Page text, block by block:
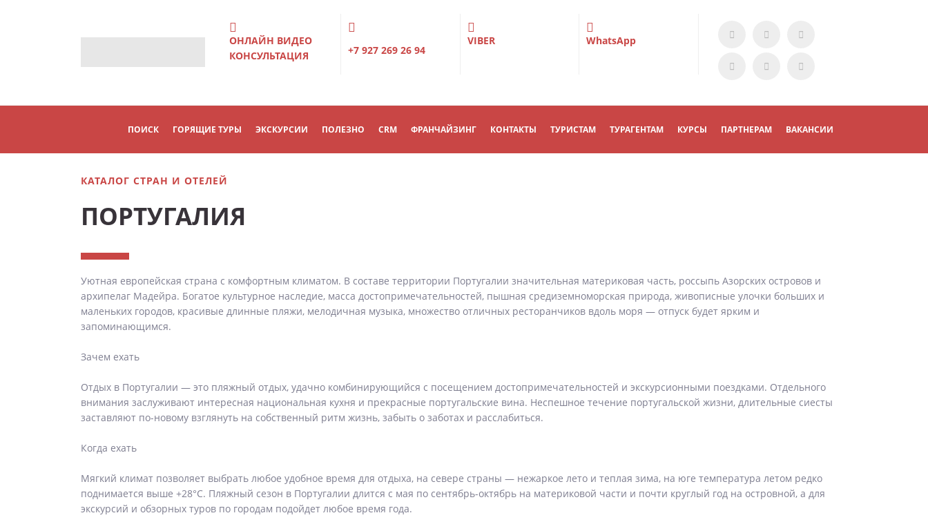
ОНЛАЙН ВИДЕО
КОНСУЛЬТАЦИЯ
+7 927 269 26 94
VIBER WhatsApp
ПОИСК ГОРЯЩИЕ ТУРЫ ЭКСКУРСИИ ПОЛЕЗНО CRM ФРАНЧАЙЗИНГ КОНТАКТЫ ТУРИСТАМ ТУРАГЕНТАМ КУРСЫ ПАРТНЕРАМ ВАКАНСИИ
КАТАЛОГ СТРАН И ОТЕЛЕЙ
ПОРТУГАЛИЯ
Уютная европейская страна с комфортным климатом. В составе территории Португалии значительная материковая часть, россыпь Азорских островов и
архипелаг Мадейра. Богатое культурное наследие, масса достопримечательностей, пышная средиземноморская природа, живописные улочки больших и
маленьких городов, красивые длинные пляжи, мелодичная музыка, множество отличных ресторанчиков вдоль моря — отпуск будет ярким и
запоминающимся.
Зачем ехать
Отдых в Португалии — это пляжный отдых, удачно комбинирующийся с посещением достопримечательностей и экскурсионными поездками. Отдельного
внимания заслуживают интересная национальная кухня и прекрасные португальские вина. Неспешное течение португальской жизни, длительные сиесты
заставляют по-новому взглянуть на собственный ритм жизнь, забыть о заботах и расслабиться.
Когда ехать
Мягкий климат позволяет выбрать любое удобное время для отдыха, на севере страны — нежаркое лето и теплая зима, на юге температура летом редко
поднимается выше +28°С. Пляжный сезон в Португалии длится с мая по сентябрь-октябрь на материковой части и почти круглый год на островной, а для
экскурсий и обзорных туров по городам подойдет любое время года.